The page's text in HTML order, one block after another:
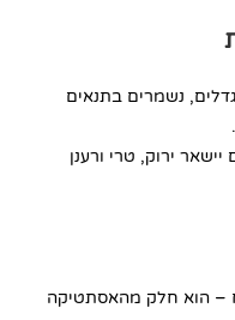
נשמרים בתנאים
ירוק, טרי ורענן
– הוא חלק מהאסתטיקה